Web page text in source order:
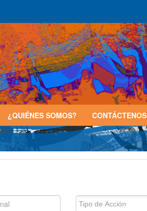
¿QUIÉNES SOMOS? CONTÁCTENOS